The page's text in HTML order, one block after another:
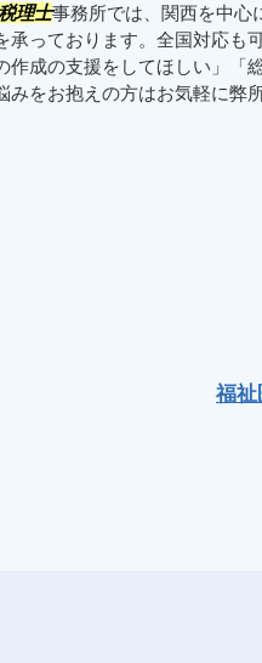
理士事務所では、関西を中心
承っております。全国対応も
作成の支援をしてほしい」「
みをお抱えの方はお気軽に弊
福祉